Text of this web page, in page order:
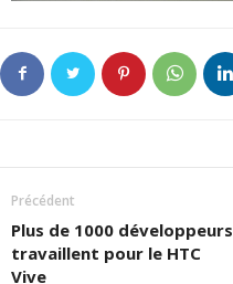
Précédent
Plus de 1000 développeurs
travaillent pour le HTC
Vive